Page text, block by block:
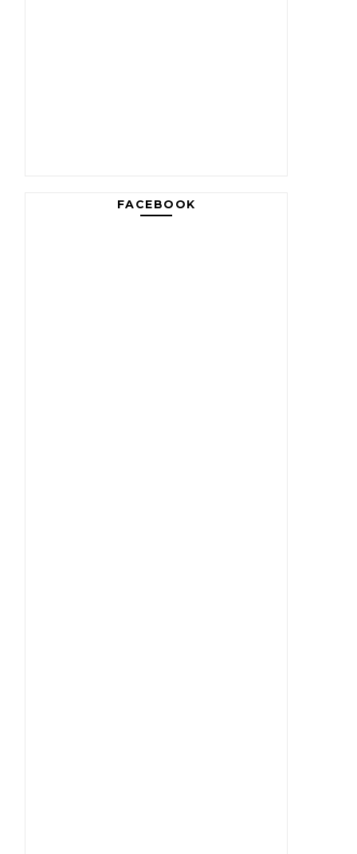
FACEBOOK